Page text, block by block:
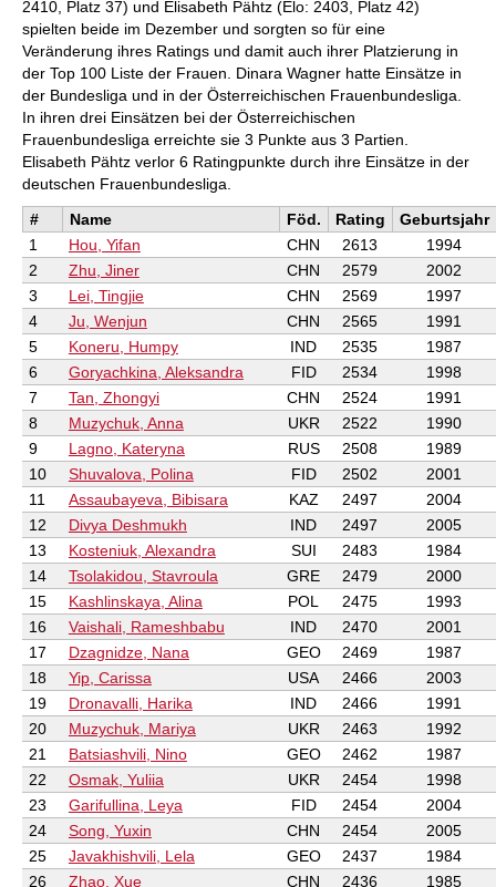
2410, Platz 37) und Elisabeth Pähtz (Elo: 2403, Platz 42)
spielten beide im Dezember und sorgten so für eine
Veränderung ihres Ratings und damit auch ihrer Platzierung in
der Top 100 Liste der Frauen. Dinara Wagner hatte Einsätze in
der Bundesliga und in der Österreichischen Frauenbundesliga.
In ihren drei Einsätzen bei der Österreichischen
Frauenbundesliga erreichte sie 3 Punkte aus 3 Partien.
Elisabeth Pähtz verlor 6 Ratingpunkte durch ihre Einsätze in der
deutschen Frauenbundesliga.
#
Name Föd. Rating
Geburtsjahr
1
Hou, Yifan CHN 2613
1994
2
Zhu, Jiner CHN 2579
2002
3
Lei, Tingjie CHN 2569
1997
4
Ju, Wenjun CHN 2565
1991
5
Koneru, Humpy IND 2535
1987
6
Goryachkina, Aleksandra FID 2534
1998
7
Tan, Zhongyi CHN 2524
1991
8
Muzychuk, Anna UKR 2522
1990
9
Lagno, Kateryna RUS 2508
1989
10
Shuvalova, Polina FID 2502
2001
11
Assaubayeva, Bibisara KAZ 2497
2004
12
Divya Deshmukh IND 2497
2005
13
Kosteniuk, Alexandra SUI 2483
1984
14
Tsolakidou, Stavroula GRE 2479
2000
15
Kashlinskaya, Alina POL 2475
1993
16
Vaishali, Rameshbabu IND 2470
2001
17
Dzagnidze, Nana GEO 2469
1987
18
Yip, Carissa USA 2466
2003
19
Dronavalli, Harika IND 2466
1991
20
Muzychuk, Mariya UKR 2463
1992
21
Batsiashvili, Nino GEO 2462
1987
22
Osmak, Yuliia UKR 2454
1998
23
Garifullina, Leya FID 2454
2004
24
Song, Yuxin CHN 2454
2005
25
Javakhishvili, Lela GEO 2437
1984
26
Zhao, Xue CHN 2436
1985